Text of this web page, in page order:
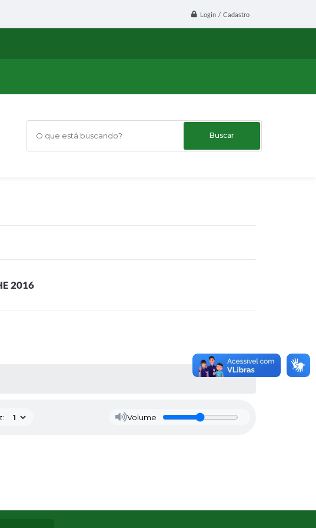
Login / Cadastro
O que está buscando?
2016
Volume